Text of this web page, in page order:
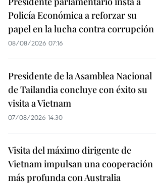
Policía Económica a reforzar su
papel en la lucha contra corrupción
08/08/2026 07:16
Presidente de la Asamblea Nacional
de Tailandia concluye con éxito su
visita a Vietnam
07/08/2026 14:30
Visita del máximo dirigente de
Vietnam impulsan una cooperación
más profunda con Australia